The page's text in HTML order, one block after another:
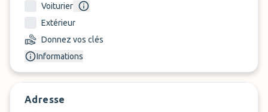
Voiturier
Extérieur
Donnez vos clés
Informations
Adresse